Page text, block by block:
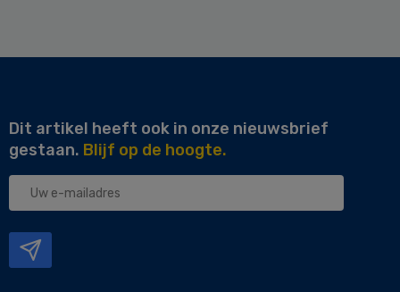
Dit artikel heeft ook in onze nieuwsbrief
gestaan. Blijf op de hoogte.
Uw